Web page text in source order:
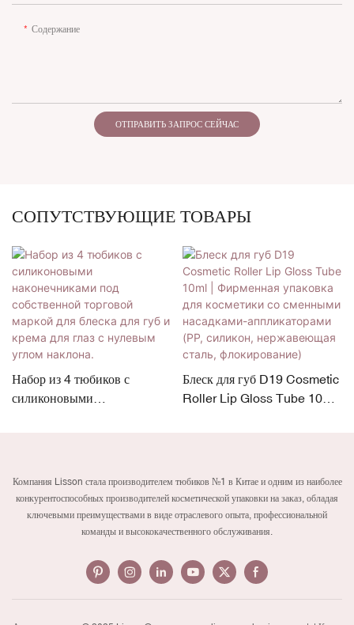
Содержание
ОТПРАВИТЬ ЗАПРОС СЕЙЧАС
СОПУТСТВУЮЩИЕ ТОВАРЫ
Набор из 4 тюбиков с
силиконовыми
углом наклона.
Блеск для губ D19 Cosmetic
Roller Lip Gloss Tube 10ml |
сталь, флокирование)
Компания Lisson стала производителем тюбиков №1 в Китае и одним из наиболее
конкурентоспособных производителей косметической упаковки на заказ, обладая
ключевыми преимуществами в виде отраслевого опыта, профессиональной
команды и высококачественного обслуживания.